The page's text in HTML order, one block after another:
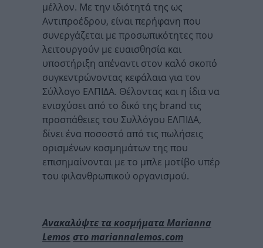
μέλλον. Με την ιδιότητά της ως
Αντιπροέδρου, είναι περήφανη που
συνεργάζεται με προσωπικότητες που
λειτουργούν με ευαισθησία και
υποστήριξη απέναντι στον καλό σκοπό
συγκεντρώνοντας κεφάλαια για τον
Σύλλογο ΕΛΠΙΔΑ. Θέλοντας και η ίδια να
ενισχύσει από το δικό της brand τις
προσπάθειες του Συλλόγου ΕΛΠΙΔΑ,
δίνει ένα ποσοστό από τις πωλήσεις
ορισμένων κοσμημάτων της που
επισημαίνονται με το μπλε μοτίβο υπέρ
του φιλανθρωπικού οργανισμού.
Ανακαλύψτε τα κοσμήματαMarianna
Lemos στοmariannalemos.com